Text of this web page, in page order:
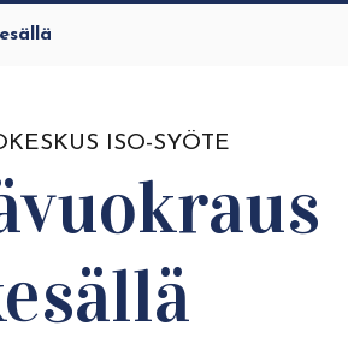
ISO-SYÖTE